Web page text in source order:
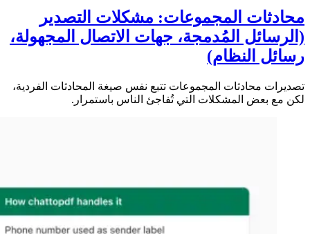
محادثات المجموعات: مشكلات التصدير
(الرسائل المُدمجة، جهات الاتصال المجهولة،
رسائل النظام)
تصديرات محادثات المجموعات تتبع نفس صيغة المحادثات الفردية،
لكن مع بعض المشكلات التي تُفاجئ الناس باستمرار.